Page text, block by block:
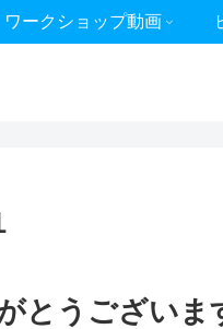
ワークショップ動画
とうございま